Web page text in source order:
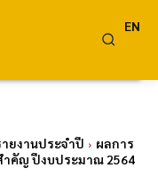
EN
ายงานประจำปี
ผลการ
ำคัญ ปีงบประมาณ 2564